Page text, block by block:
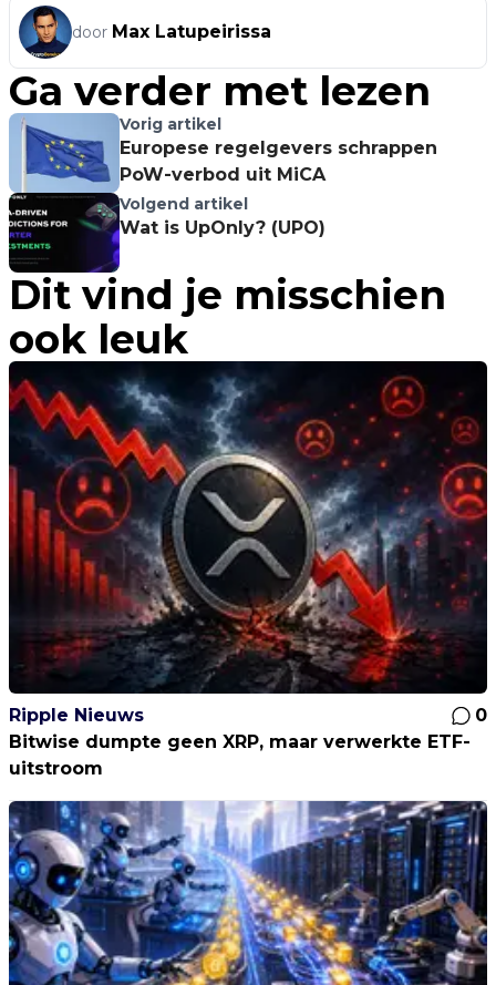
door Max Latupeirissa
Ga verder met lezen
Vorig artikel
Europese regelgevers schrappen
PoW-verbod uit MiCA
Volgend artikel
Wat is UpOnly? (UPO)
Dit vind je misschien
ook leuk
Ripple Nieuws
0
Bitwise dumpte geen XRP, maar verwerkte ETF-
uitstroom